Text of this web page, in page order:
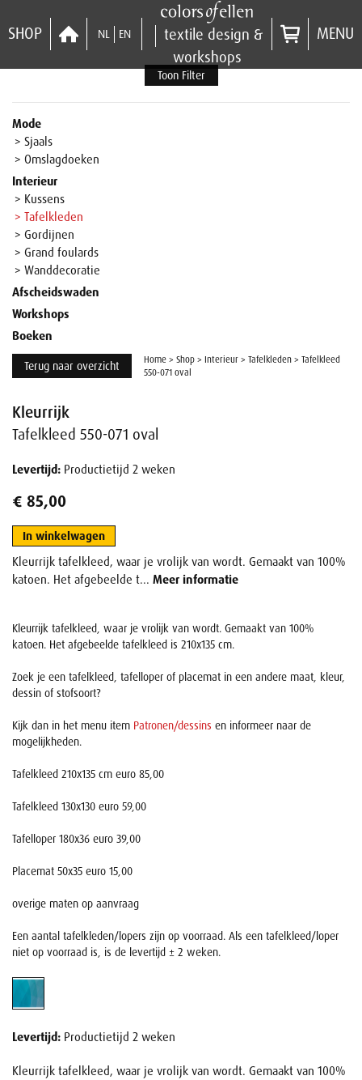
SHOP NL EN
textile design &
workshops
MENU
Toon Filter
Mode
> Sjaals
> Omslagdoeken
Interieur
> Kussens
> Tafelkleden
> Gordijnen
> Grand foulards
> Wanddecoratie
Afscheidswaden
Workshops
Boeken
Terug naar overzicht Home > Shop > Interieur > Tafelkleden > Tafelkleed
550-071 oval
Kleurrijk
Tafelkleed 550-071 oval
Levertijd: Productietijd 2 weken
€ 85,00
In winkelwagen
Kleurrijk tafelkleed, waar je vrolijk van wordt. Gemaakt van 100%
katoen. Het afgebeelde t... Meer informatie
Kleurrijk tafelkleed, waar je vrolijk van wordt. Gemaakt van 100%
katoen. Het afgebeelde tafelkleed is 210x135 cm.
Zoek je een tafelkleed, tafelloper of placemat in een andere maat, kleur,
dessin of stofsoort?
Kijk dan in het menu item Patronen/dessins en informeer naar de
mogelijkheden.
Tafelkleed 210x135 cm euro 85,00
Tafelkleed 130x130 euro 59,00
Tafelloper 180x36 euro 39,00
Placemat 50x35 euro 15,00
overige maten op aanvraag
Een aantal tafelkleden/lopers zijn op voorraad. Als een tafelkleed/loper
niet op voorraad is, is de levertijd ± 2 weken.
Levertijd: Productietijd 2 weken
Kleurrijk tafelkleed, waar je vrolijk van wordt. Gemaakt van 100%